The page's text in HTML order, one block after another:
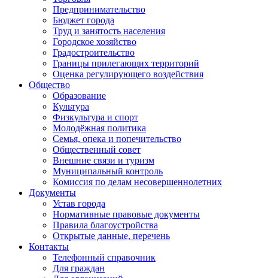
Предпринимательство
Бюджет города
Труд и занятость населения
Городское хозяйство
Градостроительство
Границы прилегающих территорий
Оценка регулирующего воздействия
Общество
Образование
Культура
Физкультура и спорт
Молодёжная политика
Семья, опека и попечительство
Общественный совет
Внешние связи и туризм
Муниципальный контроль
Комиссия по делам несовершеннолетних
Документы
Устав города
Нормативные правовые документы
Правила благоустройства
Открытые данные, перечень
Контакты
Телефонный справочник
Для граждан